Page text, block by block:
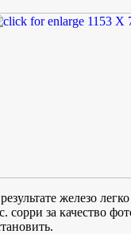
железо
сорри за качество